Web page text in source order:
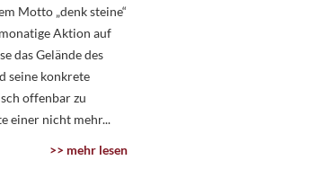
Motto „denk steine“
Aktion auf
das Gelände des
seine konkrete
offenbar zu
einer nicht mehr...
>> mehr lesen